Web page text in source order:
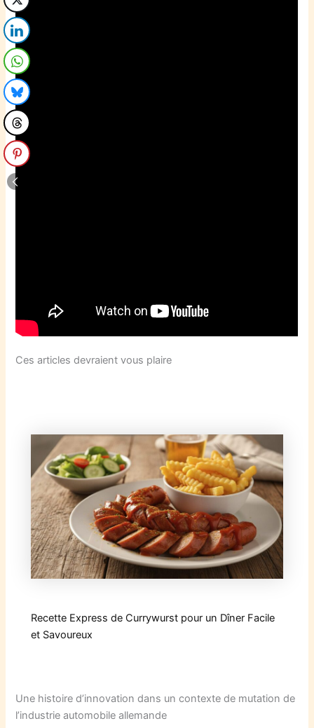
Ces articles devraient vous plaire
Recette Express de Currywurst pour un Dîner Facile
et Savoureux
Une histoire d’innovation dans un contexte de mutation de
l’industrie automobile allemande